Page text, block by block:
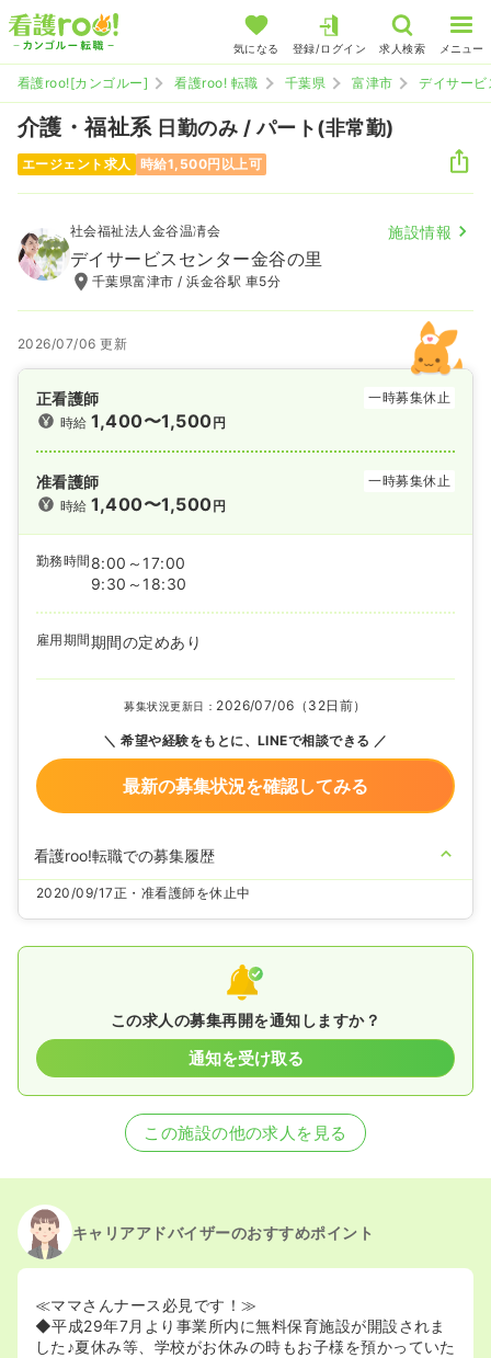
気になる 登録/ログイン 求人検索 メニュー
看護roo![カンゴルー] 看護roo! 転職 千葉県 富津市 デイサー
介護・福祉系 日勤のみ / パート(非常勤)
エージェント求人 時給1,500円以上可
社会福祉法人金谷温凊会 施設情報
デイサービスセンター金谷の里
千葉県富津市 / 浜金谷駅 車5分
2026/07/06 更新
正看護師
一時募集休止
時給1,400〜1,500円
准看護師
一時募集休止
時給1,400〜1,500円
勤務時間 8:00～17:00
9:30～18:30
雇用期間期間の定めあり
募集状況更新日： 2026/07/06（32日前）
希望や経験をもとに、LINEで相談できる
最新の募集状況を確認してみる
看護roo!転職での募集履歴
2020/09/17正・准看護師を休止中
この求人の募集再開を通知しますか？
通知を受け取る
この施設の他の求人を見る
キャリアアドバイザーのおすすめポイント
≪ママさんナース必見です！≫
◆平成29年7月より事業所内に無料保育施設が開設されま
した♪夏休み等、学校がお休みの時もお子様を預かっていた